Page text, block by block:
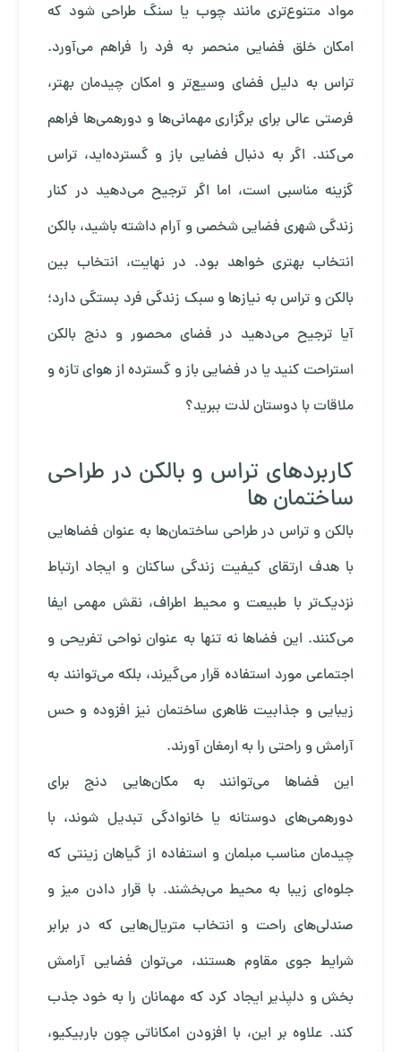
مواد متنوع‌تری مانند چوب یا سنگ طراحی شود که
امکان خلق فضایی منحصر به فرد را فراهم می‌آورد.
تراس به دلیل فضای وسیع‌تر و امکان چیدمان بهتر،
فرصتی عالی برای برگزاری مهمانی‌ها و دورهمی‌ها فراهم
می‌کند. اگر به دنبال فضایی باز و گسترده‌اید، تراس
گزینه مناسبی است، اما اگر ترجیح می‌دهید در کنار
زندگی شهری فضایی شخصی و آرام داشته باشید، بالکن
انتخاب بهتری خواهد بود. در نهایت، انتخاب بین
بالکن و تراس به نیازها و سبک زندگی فرد بستگی دارد؛
آیا ترجیح می‌دهید در فضای محصور و دنج بالکن
استراحت کنید یا در فضایی باز و گسترده از هوای تازه و
ملاقات با دوستان لذت ببرید؟
کاربردهای تراس و بالکن در طراحی
ساختمان ها
بالکن و تراس در طراحی ساختمان‌ها به عنوان فضاهایی
با هدف ارتقای کیفیت زندگی ساکنان و ایجاد ارتباط
نزدیک‌تر با طبیعت و محیط اطراف، نقش مهمی ایفا
می‌کنند. این فضاها نه تنها به عنوان نواحی تفریحی و
اجتماعی مورد استفاده قرار می‌گیرند، بلکه می‌توانند به
زیبایی و جذابیت ظاهری ساختمان نیز افزوده و حس
آرامش و راحتی را به ارمغان آورند.
این فضاها می‌توانند به مکان‌هایی دنج برای
دورهمی‌های دوستانه یا خانوادگی تبدیل شوند، با
چیدمان مناسب مبلمان و استفاده از گیاهان زینتی که
جلوه‌ای زیبا به محیط می‌بخشند. با قرار دادن میز و
صندلی‌های راحت و انتخاب متریال‌هایی که در برابر
شرایط جوی مقاوم هستند، می‌توان فضایی آرامش
‌بخش و دلپذیر ایجاد کرد که مهمانان را به خود جذب
کند. علاوه بر این، با افزودن امکاناتی چون باربیکیو،